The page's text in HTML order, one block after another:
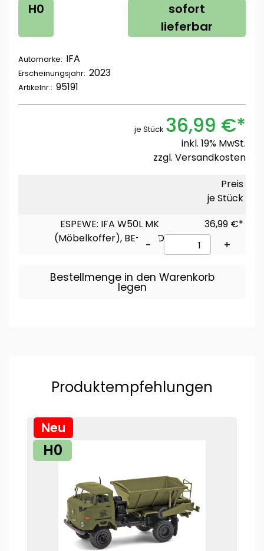
H0
sofort
lieferbar
Automarke: IFA
Erscheinungsjahr: 2023
Artikelnr.: 95191
je Stück 36,99 €*
inkl. 19% MwSt.
zzgl. Versandkosten
Preis
je Stück
ESPEWE: IFA W50L MK
(Möbelkoffer), BE-SPED
36,99 €*
- +
Bestellmenge in den Warenkorb
legen
Produktempfehlungen
H0
Neu